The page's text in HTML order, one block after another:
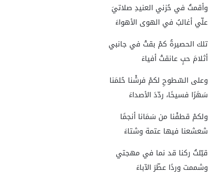
وأقمتُ في حُزني العنيدِ صلاتيَ
علّي أغالبُ في الهوى الأهواءَ
تلك الحصيرةُ كمْ بقتْ في جانبي
أثلامَ حبٍ عانقتْ أفياءَ
وعلى السّطوحِ لكمْ فرشْنا حُلمَنا
سَهَرًا فسيحًا، ردّدَ الأصداءَ
ولكمْ قطفْنا من سَمَانا أنجمًا
شعشعنا فيها عتمة وشتاءَ
قبّلتُ ركنا قد نما في مهجتي
وشممت وردًا عطّرَ الآباءَ